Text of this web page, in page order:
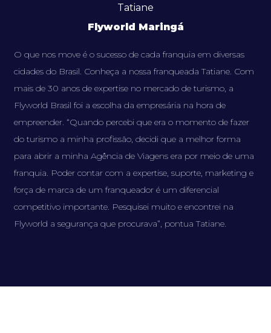
Tatiane
Flyworld Maringá
O que nos move é o sucesso de cada franquia em diversas
cidades do Brasil. Conheça a nossa franqueada Tatiane. Com
mais de 30 anos de expertise no mercado de turismo, a
Flyworld Brasil foi a escolha da empresária na hora de
empreender. “Quando percebi que era o momento de fazer
do turismo a minha profissão, decidi que a melhor forma
para abrir a minha Agência de Viagens era por meio de uma
franquia. Poder contar com a expertise, suporte, marketing e
força de marca de um franqueador é um diferencial
competitivo importante. Pesquisei muito e encontrei na
Flyworld a segurança que procurava”, pontua Tatiane.